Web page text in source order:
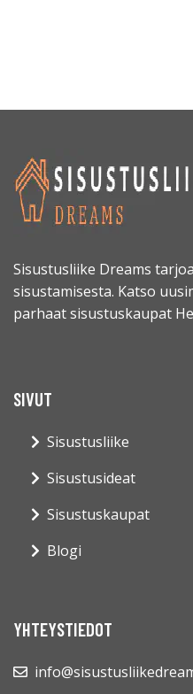
Sisustusliike Dreams
sisustamisesta. Katso
parhaat sisustuskaupat
SIVUT
Sisustusliike
Sisustusideat
Sisustuskaupat
Blogi
YHTEYSTIEDOT